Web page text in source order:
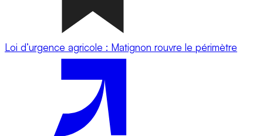
Loi d’urgence agricole : Matignon rouvre le périmètre